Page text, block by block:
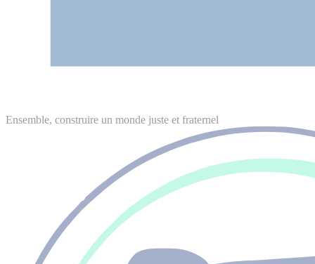
Ensemble, construire un monde juste et fraternel